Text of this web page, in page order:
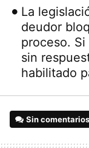
La
deudor
proceso.
sin
habilitado
Sin comentarios